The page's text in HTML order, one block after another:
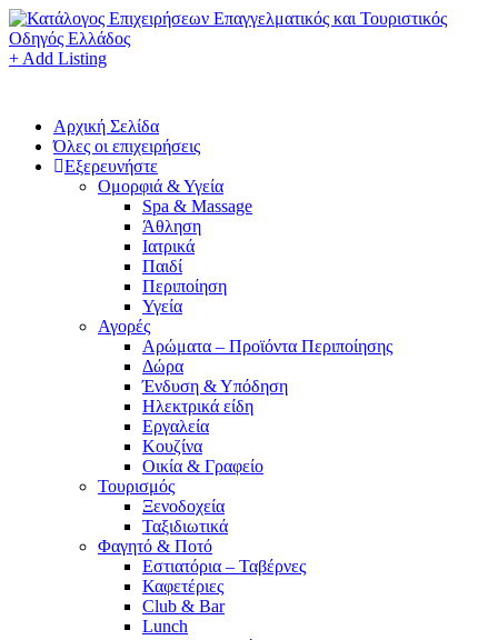
+ Add Listing
Αρχική Σελίδα
Όλες οι επιχειρήσεις
Εξερευνήστε
Ομορφιά & Υγεία
Spa & Massage
Άθληση
Ιατρικά
Παιδί
Περιποίηση
Υγεία
Αγορές
Αρώματα – Προϊόντα Περιποίησης
Δώρα
Ένδυση & Υπόδηση
Ηλεκτρικά είδη
Εργαλεία
Κουζίνα
Οικία & Γραφείο
Τουρισμός
Ξενοδοχεία
Ταξιδιωτικά
Φαγητό & Ποτό
Εστιατόρια – Ταβέρνες
Καφετέριες
Club & Bar
Lunch